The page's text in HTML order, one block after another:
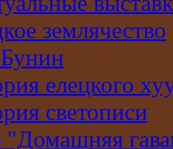
землячество
елецкого
светописи
"Домашняя